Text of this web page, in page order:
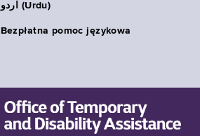
اردو (Urdu)
Bezpłatna pomoc językowa